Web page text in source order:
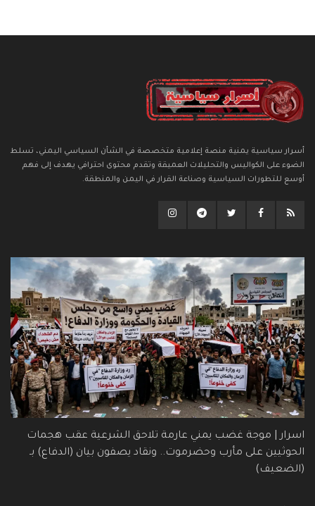
أسرار سياسية يمنية منصة إعلامية متخصصة في الشأن السياسي اليمني، تسلط
الضوء على الكواليس والتحليلات العميقة وتقدم محتوى احترافي يهدف إلى فهم
أوسع للتطورات السياسية وصناعة القرار في اليمن والمنطقة.
اسرار | موجة غضب يمني عارمة تلاحق الشرعية عقب هجمات
الحوثيين على مأرب وحضرموت.. ونقاد يصفون بيان (الدفاع) بـ
(الضعيف)